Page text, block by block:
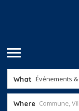
What
Where